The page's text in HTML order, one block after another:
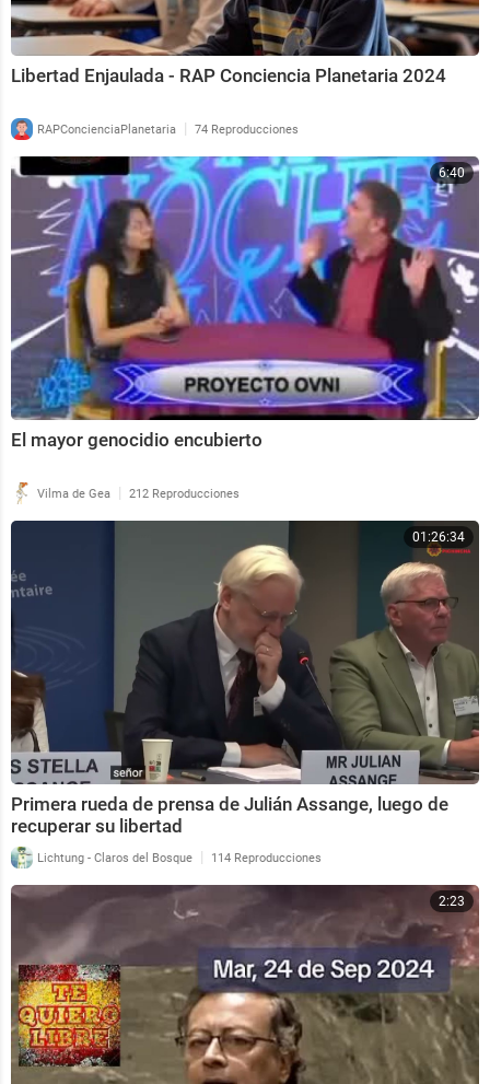
Libertad Enjaulada - RAP Conciencia Planetaria 2024
RAPConcienciaPlanetaria | 74 Reproducciones
6:40
El mayor genocidio encubierto
Vilma de Gea | 212 Reproducciones
01:26:34
Primera rueda de prensa de Julián Assange, luego de
recuperar su libertad
Lichtung - Claros del Bosque | 114 Reproducciones
2:23